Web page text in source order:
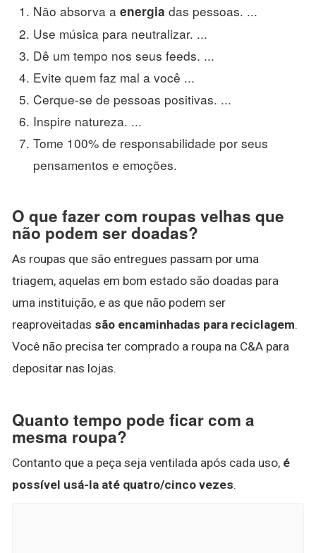
Não absorva a energia das pessoas. ...
Use música para neutralizar. ...
Dê um tempo nos seus feeds. ...
Evite quem faz mal a você ...
Cerque-se de pessoas positivas. ...
Inspire natureza. ...
Tome 100% de responsabilidade por seus
pensamentos e emoções.
O que fazer com roupas velhas que
não podem ser doadas?
As roupas que são entregues passam por uma
triagem, aquelas em bom estado são doadas para
uma instituição, e as que não podem ser
reaproveitadas são encaminhadas para reciclagem.
Você não precisa ter comprado a roupa na C&A para
depositar nas lojas.
Quanto tempo pode ficar com a
mesma roupa?
Contanto que a peça seja ventilada após cada uso, é
possível usá-la até quatro/cinco vezes.